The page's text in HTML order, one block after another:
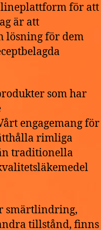
för att
är att
lösning för dem
som har
engagemang för
rimliga
traditionella
smärtlindring,
tillstånd, finns